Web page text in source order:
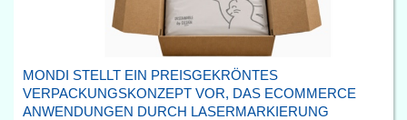
MONDI STELLT EIN PREISGEKRÖNTES
VERPACKUNGSKONZEPT VOR, DAS ECOMMERCE
ANWENDUNGEN DURCH LASERMARKIERUNG